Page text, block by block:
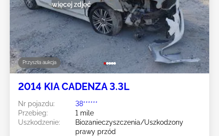
Przyszła aukcja
więcej zdjęć
2014 KIA CADENZA 3.3L
Nr pojazdu:
38******
Przebieg:
1 mile
Uszkodzenie:
Biozanieczyszczenia/Uszkodzony
prawy przód